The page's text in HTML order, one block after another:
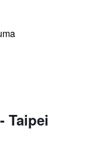
Taipei